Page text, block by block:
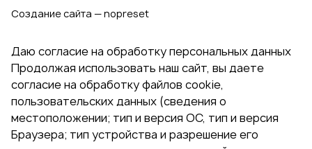
Создание сайта — nopreset
Даю согласие на обработку персональных данных
Продолжая использовать наш сайт, вы даете
согласие на обработку файлов cookie,
пользовательских данных (сведения о
местоположении; тип и версия ОС, тип и версия
Браузера; тип устройства и разрешение его